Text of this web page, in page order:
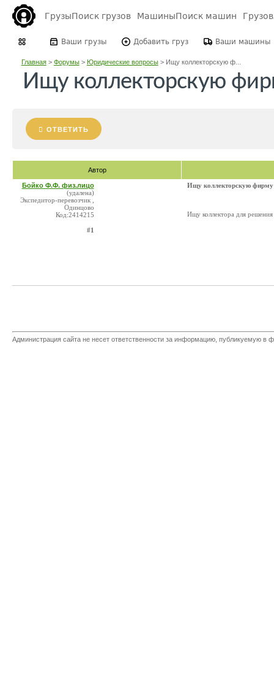
ГрузыПоиск грузов МашиныПоиск машин
Ваши грузы Добавить груз Ваши машины
Главная> Форумы> Юридические вопросы> Ищу коллекторскую ф...
Ищу коллекторскую
ОТВЕТИТЬ
Автор
Бойко Ф.Ф. физ.лицо
(удалена)
Экспедитор-перевозчик ,
Одинцово
Код:2414215
#1
Ищу коллекторскую фирму
Ищу коллектора для
Администрация сайта не несет ответственности за информацию, публикуемую